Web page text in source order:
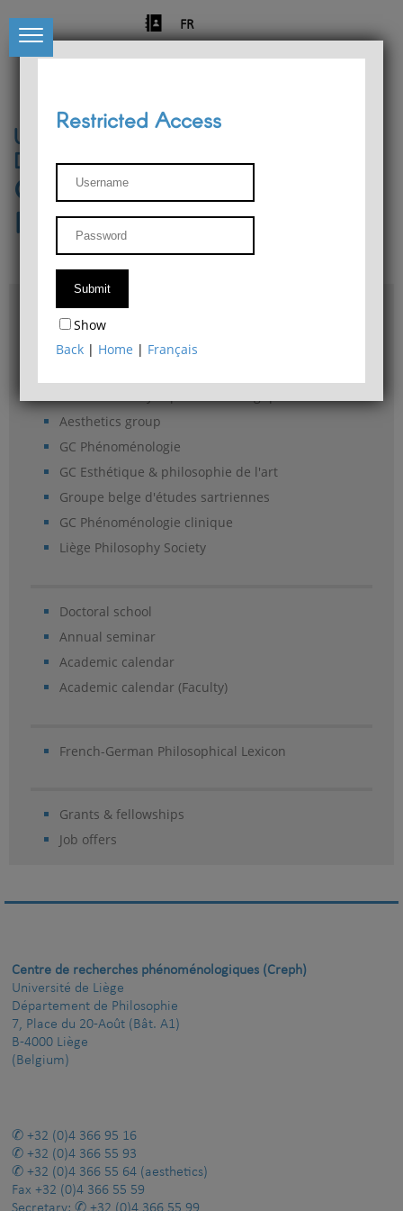
FR
University of Liège
Départment of Philosophy
Center for Phenomenological
Research
Access & maps
Philosophy Department Library
Aesthetics group
GC Phénoménologie
GC Esthétique & philosophie de l'art
Groupe belge d'études sartriennes
GC Phénoménologie clinique
Liège Philosophy Society
Doctoral school
Annual seminar
Academic calendar
Academic calendar (Faculty)
French-German Philosophical Lexicon
Grants & fellowships
Job offers
Restricted Access
Show
Back | Home | Français
Centre de recherches phénoménologiques (Creph)
Université de Liège
Département de Philosophie
7, Place du 20-Août (Bât. A1)
B-4000 Liège
(Belgium)
+32 (0)4 366 95 16
+32 (0)4 366 55 93
+32 (0)4 366 55 64 (aesthetics)
Fax +32 (0)4 366 55 59